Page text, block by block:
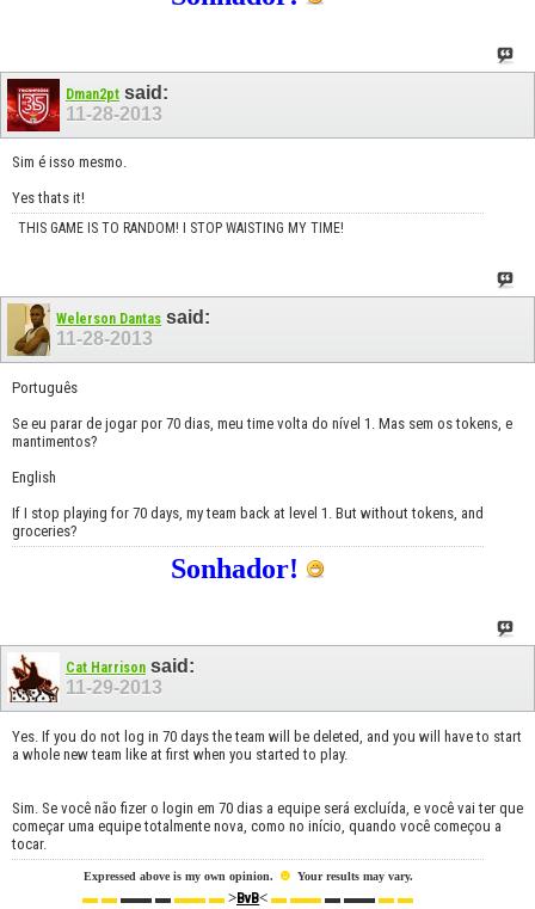
Dman2pt said:
11-28-2013
Sim é isso mesmo.
Yes thats it!
THIS GAME IS TO RANDOM! I STOP WAISTING MY TIME!
Welerson Dantas said:
11-28-2013
Português
Se eu parar de jogar por 70 dias, meu time volta do nível 1. Mas sem os tokens, e
mantimentos?
English
If I stop playing for 70 days, my team back at level 1. But without tokens, and
groceries?
Sonhador!
Cat Harrison said:
11-29-2013
Yes. If you do not log in 70 days the team will be deleted, and you will have to start
a whole new team like at first when you started to play.
Sim. Se você não fizer o login em 70 dias a equipe será excluída, e você vai ter que
começar uma equipe totalmente nova, como no início, quando você começou a
tocar.
Expressed above is my own opinion. ☻ Your results may vary.
▬ ▬▬▬ ▬▬▬ ▬>BvB< ▬ ▬▬▬ ▬▬▬ ▬